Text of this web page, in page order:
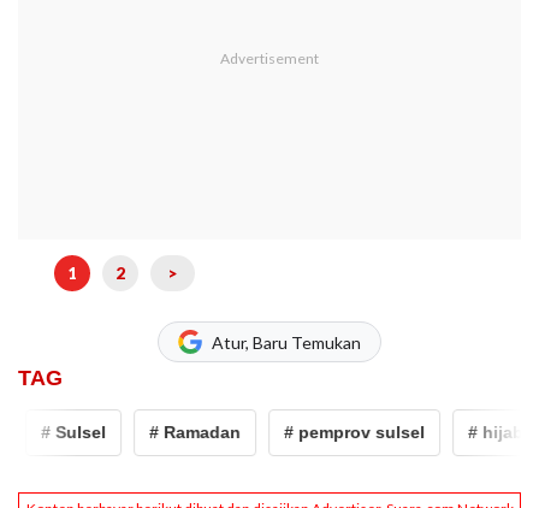
1 2 >
Atur, Baru Temukan
TAG
# Sulsel # Ramadan # pemprov sulsel # hijab